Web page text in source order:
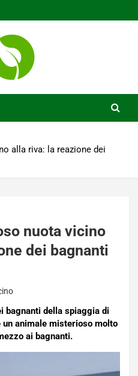
alla riva: la reazione dei
nuota vicino
dei bagnanti
bagnanti della spiaggia di
un animale misterioso molto
ai bagnanti.